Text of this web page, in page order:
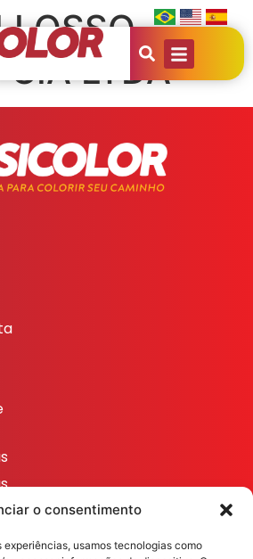
o consentimento
experiências, usamos tecnologias como
CIA LTDA